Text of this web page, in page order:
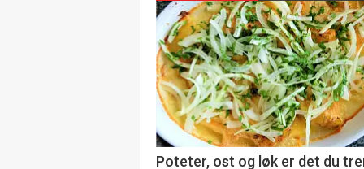
Poteter, ost og løk er det du